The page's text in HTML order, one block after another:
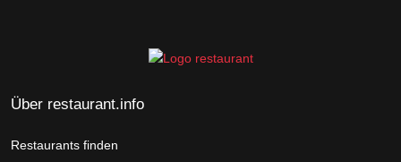
Über restaurant.info
Restaurants finden